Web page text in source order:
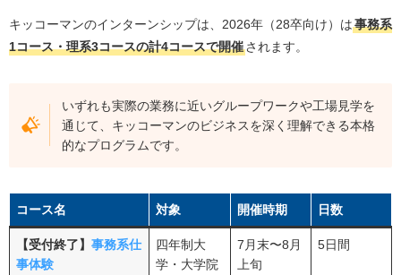
ES（エントリーシート）選考の対策
個別面接の対策
【キッコーマン】の企業研究
キッコーマンの事業展開と業界内での立ち位置
キッコーマンの採用大学
キッコーマン志望者におすすめの併願企業5選
同業界のおすすめ企業（調味料メーカー）
キッコーマンのインターンシップは、2026年（28卒向け）は事務系
1コース・理系3コースの計4コースで開催されます。
いずれも実際の業務に近いグループワークや工場見学を
通じて、キッコーマンのビジネスを深く理解できる本格
的なプログラムです。
コース名 対象 開催時期 日数
【受付終了】 事務系仕
事体験
四年制大
学・大学院
7月末〜8月
上旬
5日間